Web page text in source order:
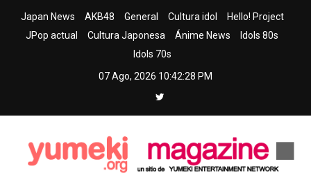
Japan News AKB48 General Cultura idol
Hello! Project
JPop actual
Cultura Japonesa Ánime News
Idols 80s
Idols 70s
07 Ago, 2026 10:42:30 PM